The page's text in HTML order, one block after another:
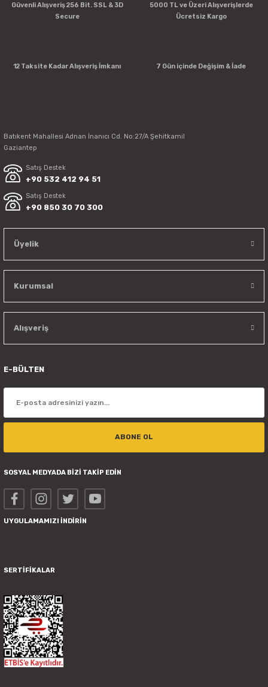
Güvenli Alışveriş 256 Bit. SSL & 3D
Secure
5000 TL ve Üzeri Alışverişlerde
Ücretsiz Kargo
12 Taksite Kadar Alışveriş İmkanı 7 Gün içinde Değişim & İade
Batıkent Mahallesi Adnan İnanıcı Cd. No:27/A Şehitkamil
Gaziantep
Satış Destek
+90 532 412 94 51
Satış Destek
+90 850 30 70 300
Üyelik
Kurumsal
Alışveriş
E-BÜLTEN
ABONE OL
SOSYAL MEDYADA BİZİ TAKİP EDİN
UYGULAMAMIZI İNDİRİN
SERTİFİKALAR